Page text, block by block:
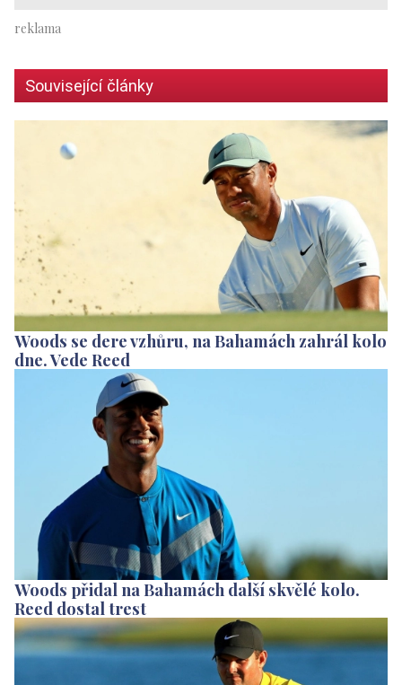
Související články
Woods se dere vzhůru, na Bahamách zahrál kolo
dne. Vede Reed
Woods přidal na Bahamách další skvělé kolo.
Reed dostal trest